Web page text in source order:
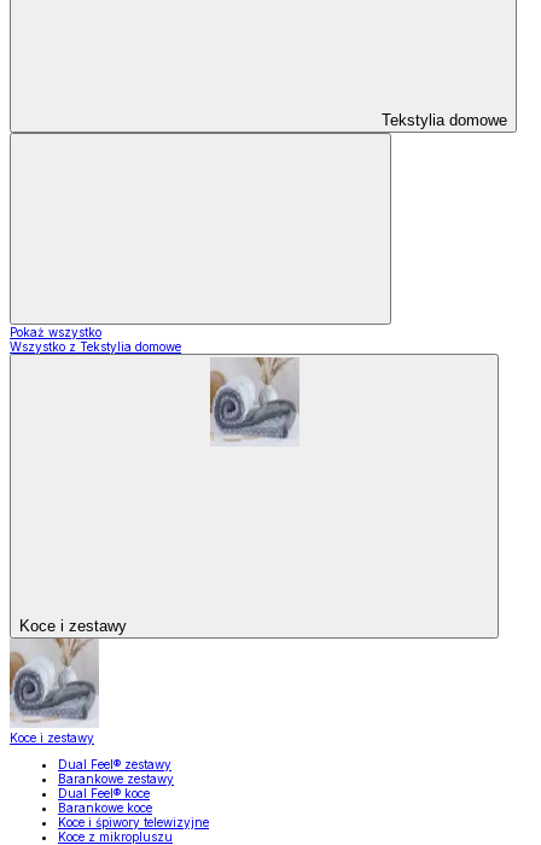
Tekstylia domowe
Pokaż wszystko
Wszystko z Tekstylia domowe
Koce i zestawy
Koce i zestawy
Dual Feel® zestawy
Barankowe zestawy
Dual Feel® koce
Barankowe koce
Koce i śpiwory telewizyjne
Koce z mikropluszu